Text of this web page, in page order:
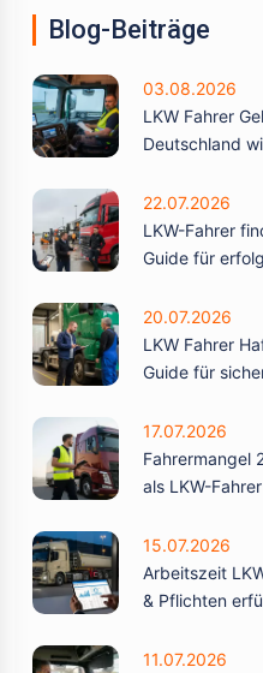
Blog-Beiträge
03.08.2026
LKW Fahrer
Deutschland
22.07.2026
LKW-Fahrer
Guide für
20.07.2026
LKW Fahrer
Guide für
17.07.2026
Fahrermangel
als LKW-
15.07.2026
Arbeitszeit
& Pflichten
11.07.2026